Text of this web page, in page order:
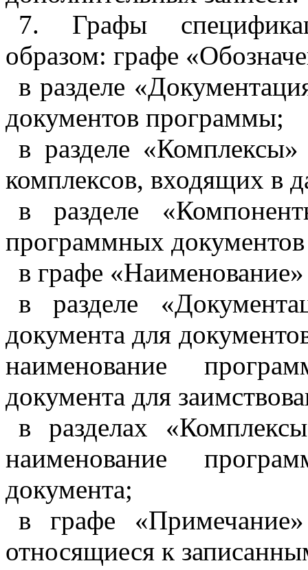
7. Графы
образом: графе
в разделе
документов программы;
в разделе
комплексов, входящих в
в разделе
программных
в графе
в разделе
документа для
наименование
документа для
в разделах
наименование
документа;
в графе
относящиеся к